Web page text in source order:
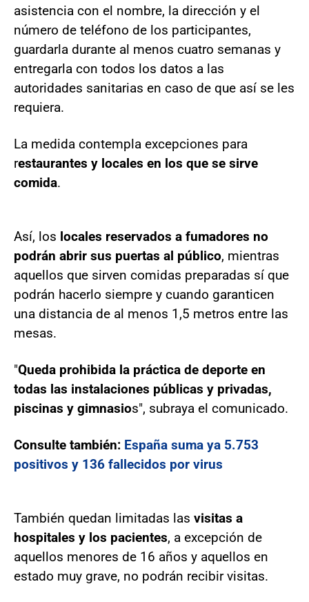
asistencia con el nombre, la dirección y el
número de teléfono de los participantes,
guardarla durante al menos cuatro semanas y
entregarla con todos los datos a las
autoridades sanitarias en caso de que así se les
requiera.
La medida contempla excepciones para
restaurantes y locales en los que se sirve
comida.
Así, los locales reservados a fumadores no
podrán abrir sus puertas al público, mientras
aquellos que sirven comidas preparadas sí que
podrán hacerlo siempre y cuando garanticen
una distancia de al menos 1,5 metros entre las
mesas.
"Queda prohibida la práctica de deporte en
todas las instalaciones públicas y privadas,
piscinas y gimnasios", subraya el comunicado.
Consulte también: España suma ya 5.753
positivos y 136 fallecidos por virus
También quedan limitadas las visitas a
hospitales y los pacientes, a excepción de
aquellos menores de 16 años y aquellos en
estado muy grave, no podrán recibir visitas.